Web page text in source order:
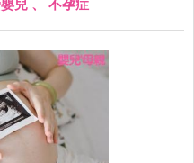
兒 、 不孕症